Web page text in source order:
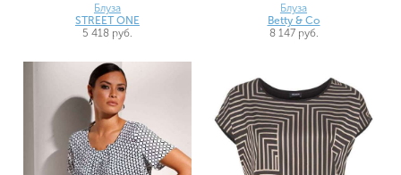
Блуза
STREET ONE
5 418 руб.
Блуза
Betty & Co
8 147 руб.